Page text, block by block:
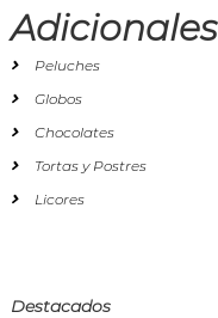
Adicionales
Peluches
Globos
Chocolates
Tortas y Postres
Licores
Destacados